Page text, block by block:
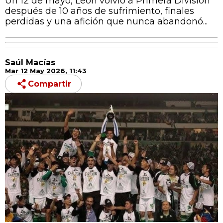
después de 10 años de sufrimiento, finales
perdidas y una afición que nunca abandonó...
Saúl Macías
Mar 12 May 2026, 11:43
Compartir